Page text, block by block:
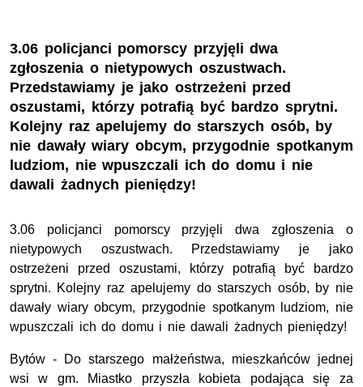
3.06 policjanci pomorscy przyjęli dwa
zgłoszenia o nietypowych oszustwach.
Przedstawiamy je jako ostrzeżeni przed
oszustami, którzy potrafią być bardzo sprytni.
Kolejny raz apelujemy do starszych osób, by
nie dawały wiary obcym, przygodnie spotkanym
ludziom, nie wpuszczali ich do domu i nie
dawali żadnych pieniędzy!
3.06 policjanci pomorscy przyjęli dwa zgłoszenia o
nietypowych oszustwach. Przedstawiamy je jako
ostrzeżeni przed oszustami, którzy potrafią być bardzo
sprytni. Kolejny raz apelujemy do starszych osób, by nie
dawały wiary obcym, przygodnie spotkanym ludziom, nie
wpuszczali ich do domu i nie dawali żadnych pieniędzy!
Bytów - Do starszego małżeństwa, mieszkańców jednej
wsi w gm. Miastko przyszła kobieta podająca się za